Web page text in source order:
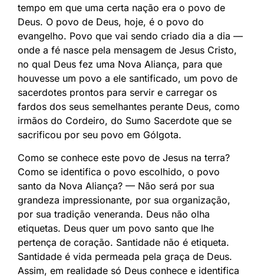
tempo em que uma certa nação era o povo de
Deus. O povo de Deus, hoje, é o povo do
evangelho. Povo que vai sendo criado dia a dia —
onde a fé nasce pela mensagem de Jesus Cristo,
no qual Deus fez uma Nova Aliança, para que
houvesse um povo a ele santificado, um povo de
sacerdotes prontos para servir e carregar os
fardos dos seus semelhantes perante Deus, como
irmãos do Cordeiro, do Sumo Sacerdote que se
sacrificou por seu povo em Gólgota.
Como se conhece este povo de Jesus na terra?
Como se identifica o povo escolhido, o povo
santo da Nova Aliança? — Não será por sua
grandeza impressionante, por sua organização,
por sua tradição veneranda. Deus não olha
etiquetas. Deus quer um povo santo que lhe
pertença de coração. Santidade não é etiqueta.
Santidade é vida permeada pela graça de Deus.
Assim, em realidade só Deus conhece e identifica